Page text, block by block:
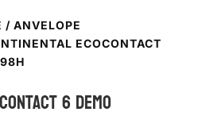
/ ANVELOPE
ECOCONTACT
6 DEMO